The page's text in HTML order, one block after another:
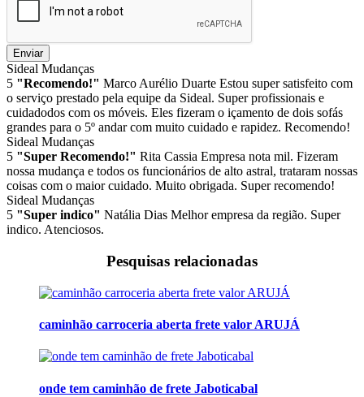
Enviar
Sideal Mudanças
5 "Recomendo!" Marco Aurélio Duarte Estou super satisfeito com
o serviço prestado pela equipe da Sideal. Super profissionais e
cuidadodos com os móveis. Eles fizeram o içamento de dois sofás
grandes para o 5º andar com muito cuidado e rapidez. Recomendo!
Sideal Mudanças
5 "Super Recomendo!" Rita Cassia Empresa nota mil. Fizeram
nossa mudança e todos os funcionários de alto astral, trataram nossas
coisas com o maior cuidado. Muito obrigada. Super recomendo!
Sideal Mudanças
5 "Super indico" Natália Dias Melhor empresa da região. Super
indico. Atenciosos.
Pesquisas relacionadas
caminhão carroceria aberta frete valor ARUJÁ
onde tem caminhão de frete Jaboticabal